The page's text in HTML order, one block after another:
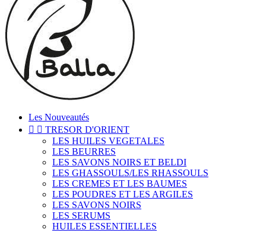
Les Nouveautés
  TRESOR D'ORIENT
LES HUILES VEGETALES
LES BEURRES
LES SAVONS NOIRS ET BELDI
LES GHASSOULS/LES RHASSOULS
LES CREMES ET LES BAUMES
LES POUDRES ET LES ARGILES
LES SAVONS NOIRS
LES SERUMS
HUILES ESSENTIELLES